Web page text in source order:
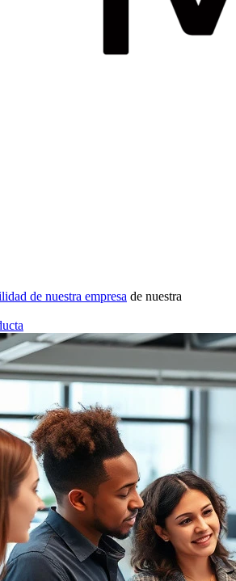
de nuestra empresa de nuestra